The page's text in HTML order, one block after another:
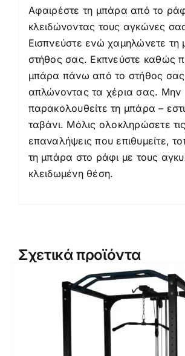
Αφαιρέστε τη μπάρα από το
κλειδώνοντας τους αγκώνες
Εισπνεύστε ενώ χαμηλώνετε τη
στήθος σας. Εκπνεύστε καθώς
μπάρα πάνω από το στήθος
απλώνοντας τα χέρια σας. Μην
παρακολουθείτε τη μπάρα –
ταβάνι. Μόλις ολοκληρώσετε τις
επαναλήψεις που επιθυμείτε,
τη μπάρα στο ράφι με τους
κλειδωμένη θέση.
Σχετικά προϊόντα